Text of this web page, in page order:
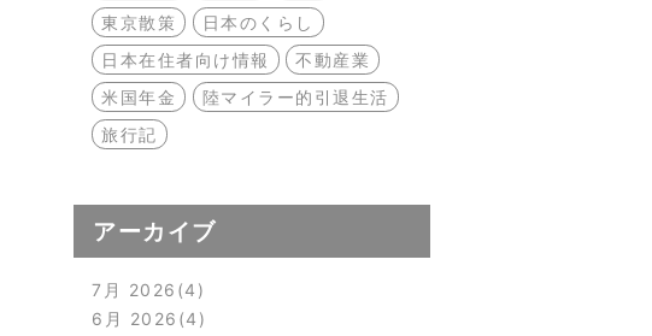
東京散策
日本のくらし
日本在住者向け情報
不動産業
米国年金
陸マイラー的引退生活
旅行記
アーカイブ
7月 2026 4
6月 2026 4